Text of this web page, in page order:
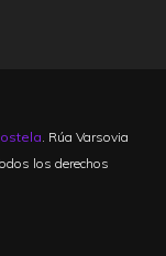
. Rúa Varsovia
los derechos